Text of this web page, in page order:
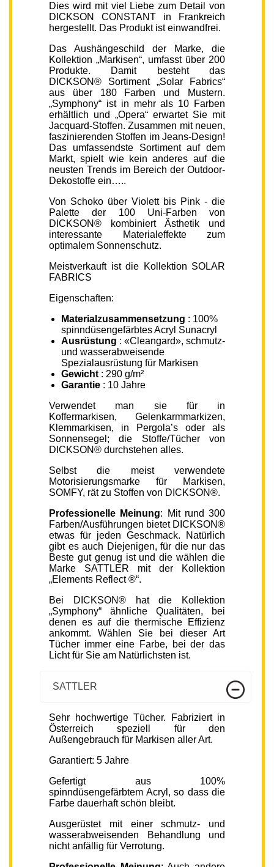
Dies wird mit viel Liebe zum Detail von
DICKSON CONSTANT in Frankreich
hergestellt. Das Produkt ist einwandfrei.
Das Aushängeschild der Marke, die
Kollektion „Markisen“, umfasst über 200
Produkte. Damit besteht das
DICKSON® Sortiment „Solar Fabrics“
aus über 180 Farben und Mustern.
„Symphony“ ist in mehr als 10 Farben
erhältlich und „Opera“ erwartet Sie mit
Jacquard-Stoffen. Zusammen mit neuen,
faszinierenden Stoffen im Jeans-Design!
Das umfassendste Sortiment auf dem
Markt, spielt wie kein anderes auf die
neusten Trends im Bereich der Outdoor-
Dekostoffe ein…..
Von Schoko über Violett bis Pink - die
Palette der 100 Uni-Farben von
DICKSON® kombiniert Ästhetik und
interessante Materialeffekte zum
optimalem Sonnenschutz.
Meistverkauft ist die Kollektion SOLAR
FABRICS
Eigenschaften:
Materialzusammensetzung : 100%
spinndüsengefärbtes Acryl Sunacryl
Ausrüstung : «Cleangard», schmutz-
und wasserabweisende
Spezialausrüstung für Markisen
Gewicht : 290 g/m²
Garantie : 10 Jahre
Verwendet man sie für in
Koffermarkisen, Gelenkarmmarkizen,
Klemmarkisen, in Pergola’s oder als
Sonnensegel; die Stoffe/Tücher von
DICKSON® durchstehen alles.
Selbst die meist verwendete
Motorisierungsmarke für Markisen,
SOMFY, rät zu Stoffen von DICKSON®.
Professionelle Meinung: Mit rund 300
Farben/Ausführungen bietet DICKSON®
etwas für jeden Geschmack. Natürlich
gibt es auch Diejenigen, für die nur das
Beste gut genug ist und die wählen die
Marke SATTLER mit der Kollektion
„Elements Reflect ®“.
Bei DICKSON® hat die Kollektion
„Symphony“ ähnliche Qualitäten, bei
denen es auf die thermische Effizienz
ankommt. Wählen Sie bei dieser Art
Tücher immer eine Farbe, bei der das
Licht für Sie am Natürlichsten ist.
SATTLER
Sehr hochwertige Tücher. Fabriziert in
Österreich speziell für den
Außengebrauch für Markisen aller Art.
Garantiert: 5 Jahre
Gefertigt aus 100%
spinndüsengefärbtem Acryl, so dass die
Farbe dauerhaft schön bleibt.
Ausgerüstet mit einer schmutz- und
wasserabweisenden Behandlung und
nicht anfällig für Verrotung.